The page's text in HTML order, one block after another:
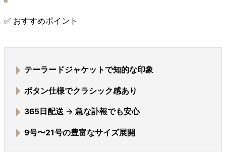
✅ おすすめポイント
テーラードジャケットで知的な印象
ボタン仕様でクラシック感あり
365日配送→ 急な訃報でも安心
9号〜21号の豊富なサイズ展開